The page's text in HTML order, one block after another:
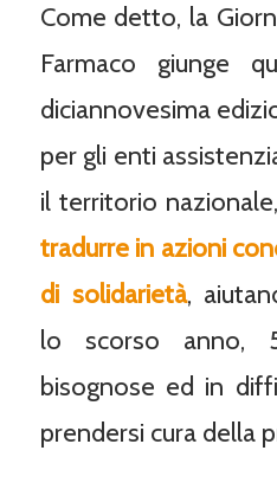
Come detto, la
Farmaco giunge
diciannovesima
per gli enti
il territorio
tradurre in azioni
di solidarietà,
lo scorso anno,
bisognose ed in
prendersi cura della